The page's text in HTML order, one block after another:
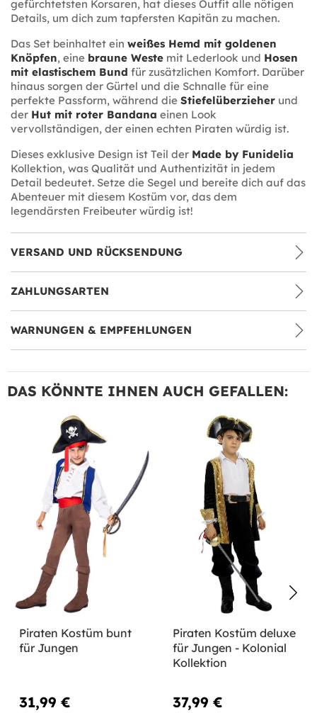
gefürchtetsten Korsaren, hat dieses Outfit alle nötigen
Details, um dich zum tapfersten Kapitän zu machen.
Das Set beinhaltet ein weißes Hemd mit goldenen
Knöpfen, eine braune Weste mit Lederlook und Hosen
mit elastischem Bund für zusätzlichen Komfort. Darüber
hinaus sorgen der Gürtel und die Schnalle für eine
perfekte Passform, während die Stiefelüberzieher und
der Hut mit roter Bandana einen Look
vervollständigen, der einen echten Piraten würdig ist.
Dieses exklusive Design ist Teil der Made by Funidelia
Kollektion, was Qualität und Authentizität in jedem
Detail bedeutet. Setze die Segel und bereite dich auf das
Abenteuer mit diesem Kostüm vor, das dem
legendärsten Freibeuter würdig ist!
VERSAND UND RÜCKSENDUNG
ZAHLUNGSARTEN
WARNUNGEN & EMPFEHLUNGEN
DAS KÖNNTE IHNEN AUCH GEFALLEN:
Piraten Kostüm bunt
für Jungen
31,99 €
Piraten Kostüm deluxe
für Jungen - Kolonial
Kollektion
37,99 €